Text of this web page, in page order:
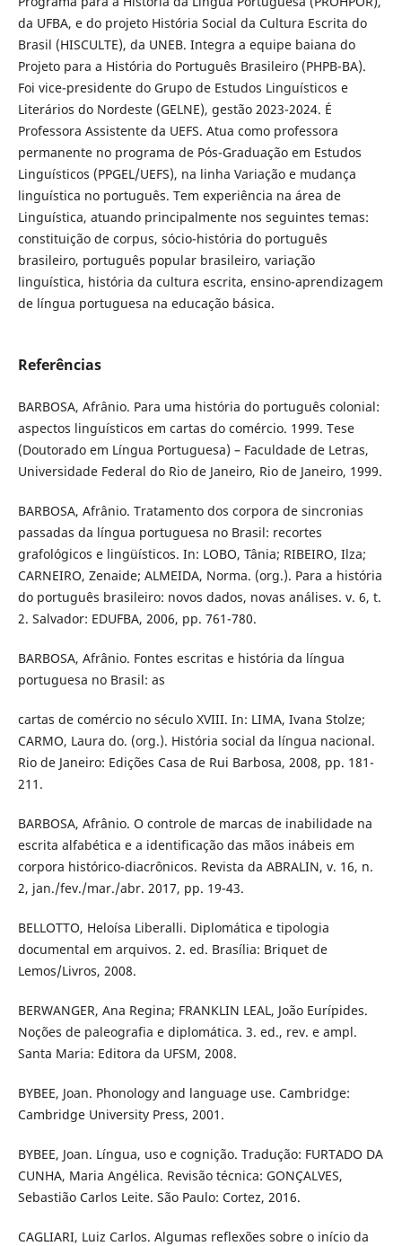
da UFBA, e do projeto História Social da Cultura Escrita do
Brasil (HISCULTE), da UNEB. Integra a equipe baiana do
Projeto para a História do Português Brasileiro (PHPB-BA).
Foi vice-presidente do Grupo de Estudos Linguísticos e
Literários do Nordeste (GELNE), gestão 2023-2024. É
Professora Assistente da UEFS. Atua como professora
permanente no programa de Pós-Graduação em Estudos
Linguísticos (PPGEL/UEFS), na linha Variação e mudança
linguística no português. Tem experiência na área de
Linguística, atuando principalmente nos seguintes temas:
constituição de corpus, sócio-história do português
brasileiro, português popular brasileiro, variação
linguística, história da cultura escrita, ensino-aprendizagem
de língua portuguesa na educação básica.
Referências
BARBOSA, Afrânio. Para uma história do português colonial:
aspectos linguísticos em cartas do comércio. 1999. Tese
(Doutorado em Língua Portuguesa) – Faculdade de Letras,
Universidade Federal do Rio de Janeiro, Rio de Janeiro, 1999.
BARBOSA, Afrânio. Tratamento dos corpora de sincronias
passadas da língua portuguesa no Brasil: recortes
grafológicos e lingüísticos. In: LOBO, Tânia; RIBEIRO, Ilza;
CARNEIRO, Zenaide; ALMEIDA, Norma. (org.). Para a história
do português brasileiro: novos dados, novas análises. v. 6, t.
2. Salvador: EDUFBA, 2006, pp. 761-780.
BARBOSA, Afrânio. Fontes escritas e história da língua
portuguesa no Brasil: as
cartas de comércio no século XVIII. In: LIMA, Ivana Stolze;
CARMO, Laura do. (org.). História social da língua nacional.
Rio de Janeiro: Edições Casa de Rui Barbosa, 2008, pp. 181-
211.
BARBOSA, Afrânio. O controle de marcas de inabilidade na
escrita alfabética e a identificação das mãos inábeis em
corpora histórico-diacrônicos. Revista da ABRALIN, v. 16, n.
2, jan./fev./mar./abr. 2017, pp. 19-43.
BELLOTTO, Heloísa Liberalli. Diplomática e tipologia
documental em arquivos. 2. ed. Brasília: Briquet de
Lemos/Livros, 2008.
BERWANGER, Ana Regina; FRANKLIN LEAL, João Eurípides.
Noções de paleografia e diplomática. 3. ed., rev. e ampl.
Santa Maria: Editora da UFSM, 2008.
BYBEE, Joan. Phonology and language use. Cambridge:
Cambridge University Press, 2001.
BYBEE, Joan. Língua, uso e cognição. Tradução: FURTADO DA
CUNHA, Maria Angélica. Revisão técnica: GONÇALVES,
Sebastião Carlos Leite. São Paulo: Cortez, 2016.
CAGLIARI, Luiz Carlos. Algumas reflexões sobre o início da